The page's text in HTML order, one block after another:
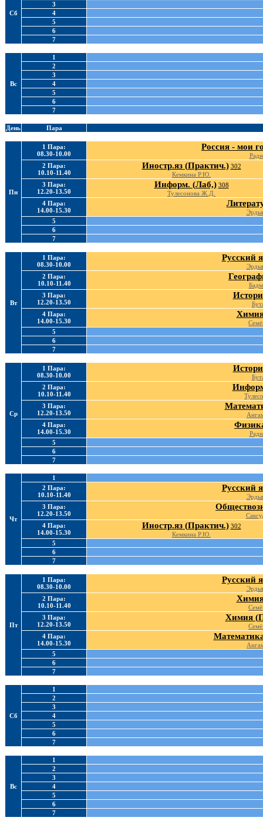
Сб
3
4
5
6
7
Вс
1
2
3
4
5
6
7
День Пара
Пн
1 Пара:
08.30-10.00
Россия - мои
2 Пара:
10.10-11.40
Иностр.яз (Практич.) 302
Кемкина Р.Ю.
3 Пара:
12.20-13.50
Информ. (Лаб,) 308
Тулесонова Ж.Д.
4 Пара:
14.00-15.30
5
6
7
Вт
1 Пара:
08.30-10.00
Русский
2 Пара:
10.10-11.40
3 Пара:
12.20-13.50
4 Пара:
14.00-15.30
5
6
7
Ср
1 Пара:
08.30-10.00
2 Пара:
10.10-11.40
3 Пара:
12.20-13.50
4 Пара:
14.00-15.30
5
6
7
Чт
1
2 Пара:
10.10-11.40
Русский
3 Пара:
12.20-13.50
4 Пара:
14.00-15.30
Иностр.яз (Практич.) 302
Кемкина Р.Ю.
5
6
7
Пт
1 Пара:
08.30-10.00
Русский
2 Пара:
10.10-11.40
3 Пара:
12.20-13.50
Химия
4 Пара:
14.00-15.30
5
6
7
Сб
1
2
3
4
5
6
7
Вс
1
2
3
4
5
6
7